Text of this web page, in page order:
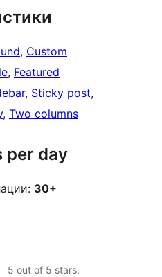
, Custom
, Featured
, Sticky post
, Two columns
per day
30+
5 out of 5 stars.